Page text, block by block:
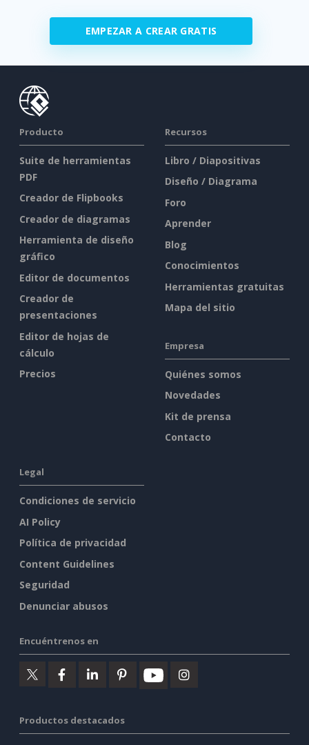
EMPEZAR A CREAR GRATIS
Producto
Suite de herramientas
PDF
Creador de Flipbooks
Creador de diagramas
Herramienta de diseño
gráfico
Editor de documentos
Creador de
presentaciones
Editor de hojas de
cálculo
Precios
Recursos
Libro / Diapositivas
Diseño / Diagrama
Foro
Aprender
Blog
Conocimientos
Herramientas gratuitas
Mapa del sitio
Empresa
Quiénes somos
Novedades
Kit de prensa
Contacto
Legal
Condiciones de servicio
AI Policy
Política de privacidad
Content Guidelines
Seguridad
Denunciar abusos
Encuéntrenos en
Productos destacados